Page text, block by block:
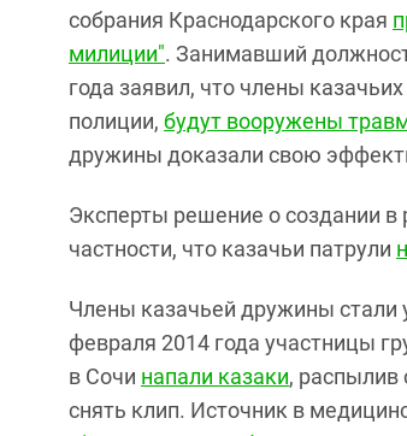
собрания Краснодарского края
милиции". Занимавший
года заявил, что члены
полиции, будут вооружены
дружины доказали свою
Эксперты решение о создании в
частности, что казачьи патрули
Члены казачьей дружины стали
февраля 2014 года участницы
в Сочи напали казаки, распылив
снять клип. Источник в